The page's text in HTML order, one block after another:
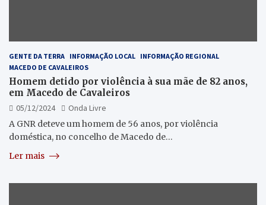
GENTE DA TERRA INFORMAÇÃO LOCAL INFORMAÇÃO REGIONAL
MACEDO DE CAVALEIROS
Homem detido por violência à sua mãe de 82 anos,
em Macedo de Cavaleiros
05/12/2024
Onda Livre
A GNR deteve um homem de 56 anos, por violência
doméstica, no concelho de Macedo de…
Ler mais